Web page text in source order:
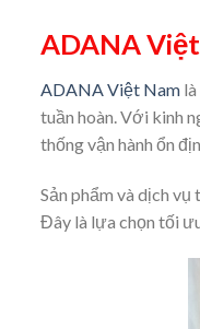
ADANA
ADANA Việt Nam
tuần hoàn. Với kinh
thống vận hành ổn
Sản phẩm và dịch
Đây là lựa chọn tối